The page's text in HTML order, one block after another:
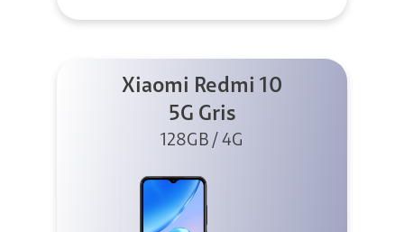
Xiaomi Redmi 10
5G Gris
128GB / 4G